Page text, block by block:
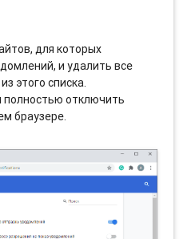
для которых
и удалить все
этого списка.
отключить
браузере.